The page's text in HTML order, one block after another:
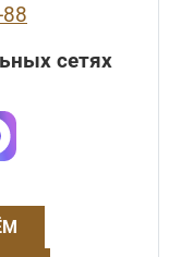
сетях